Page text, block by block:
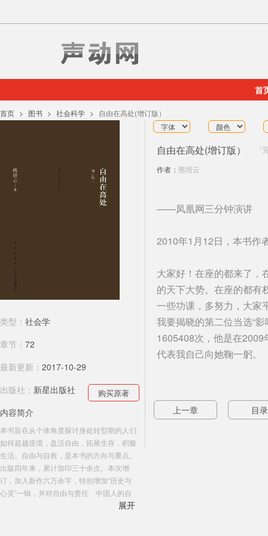
首
首页 图书 社会科学 自由在高处(增订版）
类型： 社会学
章节： 72
最新更新： 2017-10-29
出版社： 新星出版社 购买原著
内容简介
本书旨在从个体角度探讨身处转型期的人们
如何超越逆境，盘活自由，拓展生存，积极
生活。自由与自救，是本书的方向与重点。
出版四年来，累计加印三十余次。本次增
订，加入新作六万余字，特别增加“历史与
心灵”一辑，并对自由与责任、中国人的自
展开
自由在高处(增订版）
作者： 熊培云
——凤凰网三分钟演讲
2010年1月12日，本书作
大家好！在座的都来了，
的天下大势。在座的都有
一些功课，多努力，大家
我要揭晓的第二位当选“
1605408次，他是在
代表我自己向她鞠一躬。
上一章 目录